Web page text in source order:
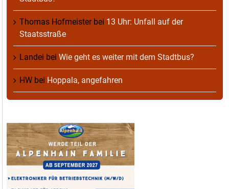
Thomas Hofmeisterbei 13 Uhr: Unfall auf der
Staatsstraße
Landei bei Wie geht es weiter mit dem Stadtbus?
HW bei Hoppala, angefahren